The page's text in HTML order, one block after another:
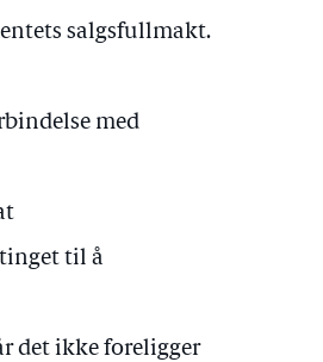
salgsfullmakt.
med
til å
det ikke foreligger